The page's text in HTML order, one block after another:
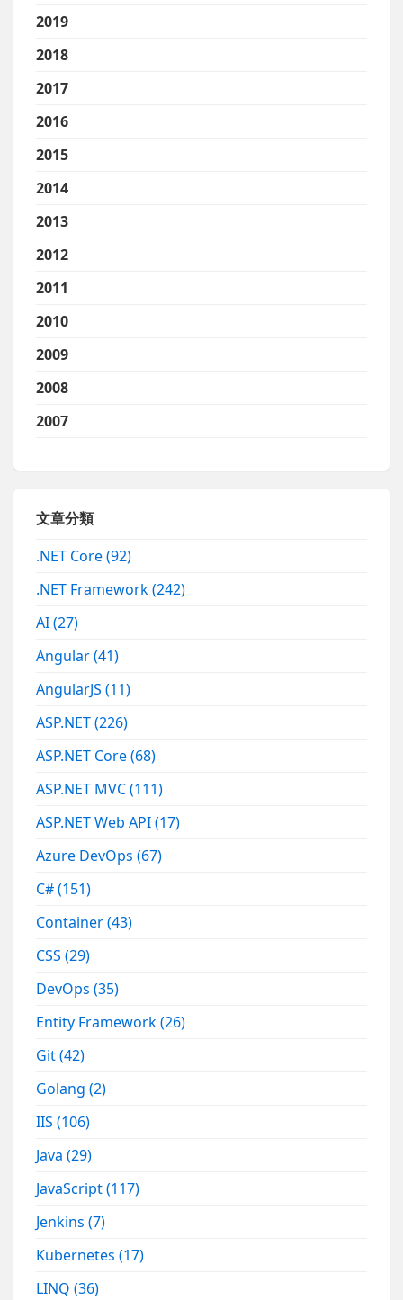
2019
2018
2017
2016
2015
2014
2013
2012
2011
2010
2009
2008
2007
文章分類
.NET Core(92)
.NET Framework(242)
AI(27)
Angular(41)
AngularJS(11)
ASP.NET(226)
ASP.NET Core(68)
ASP.NET MVC(111)
ASP.NET Web API(17)
Azure DevOps(67)
C#(151)
Container(43)
CSS(29)
DevOps(35)
Entity Framework(26)
Git(42)
Golang(2)
IIS(106)
Java(29)
JavaScript(117)
Jenkins(7)
Kubernetes(17)
LINQ(36)